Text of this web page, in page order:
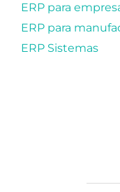
ERP para
ERP para
ERP Sistemas